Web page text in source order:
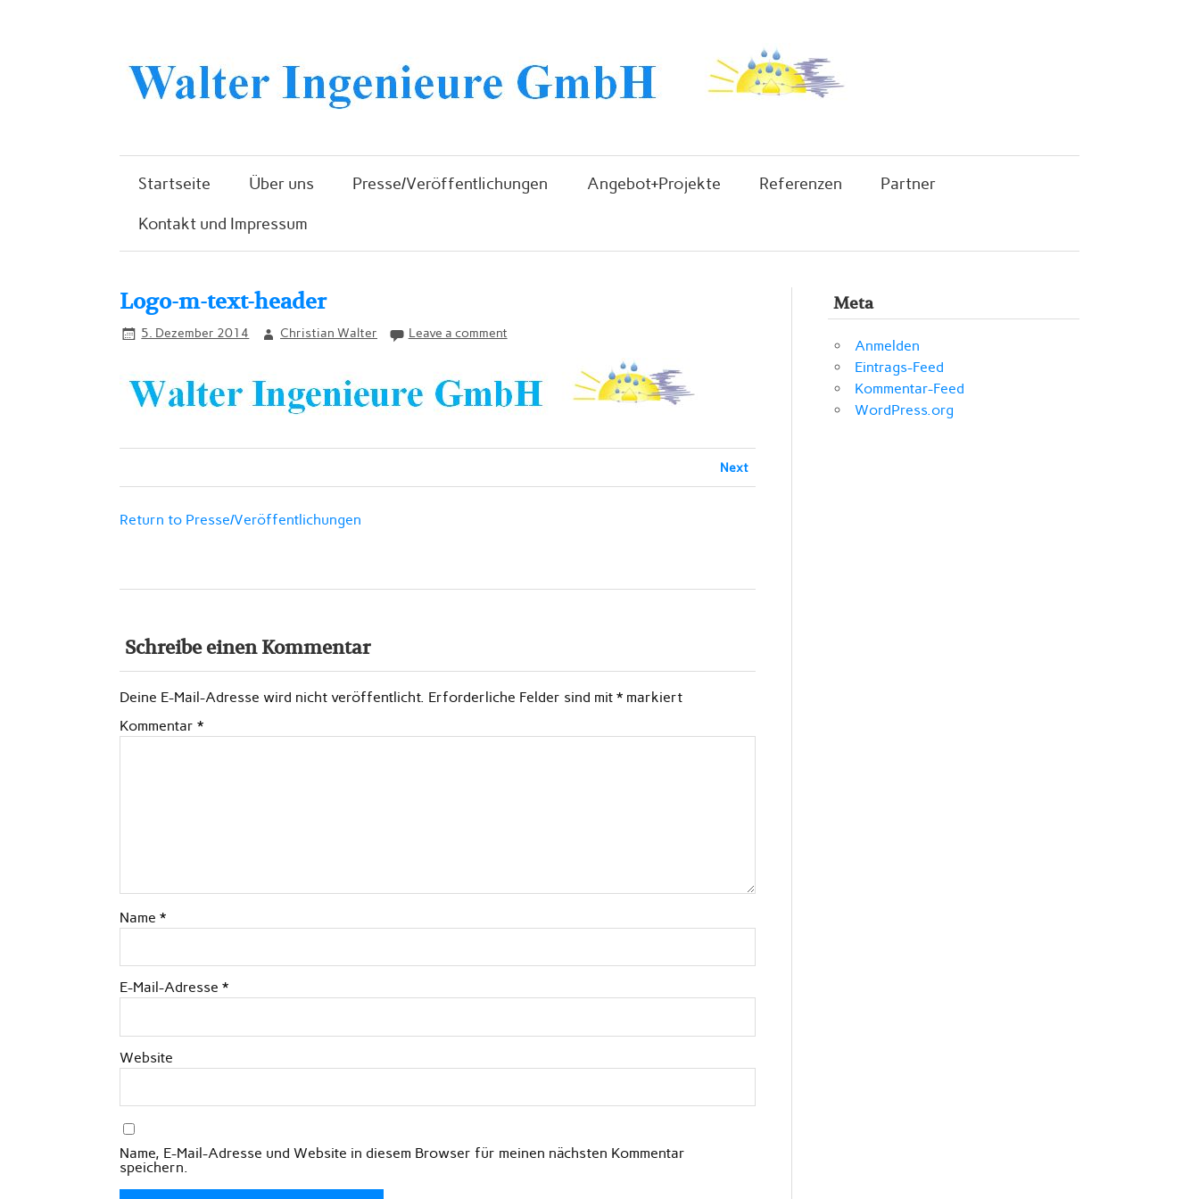
Startseite Über uns Presse/Veröffentlichungen Angebot+Projekte Referenzen Partner
Kontakt und Impressum
Logo-m-text-header
5. Dezember 2014 Christian Walter Leave a comment
Next
Return to Presse/Veröffentlichungen
Schreibe einen Kommentar
Deine E-Mail-Adresse wird nicht veröffentlicht. Erforderliche Felder sind mit *markiert
Kommentar *
Name *
E-Mail-Adresse *
Website
Name, E-Mail-Adresse und Website in diesem Browser für meinen nächsten Kommentar
speichern.
Meta
Anmelden
Eintrags-Feed
Kommentar-Feed
WordPress.org